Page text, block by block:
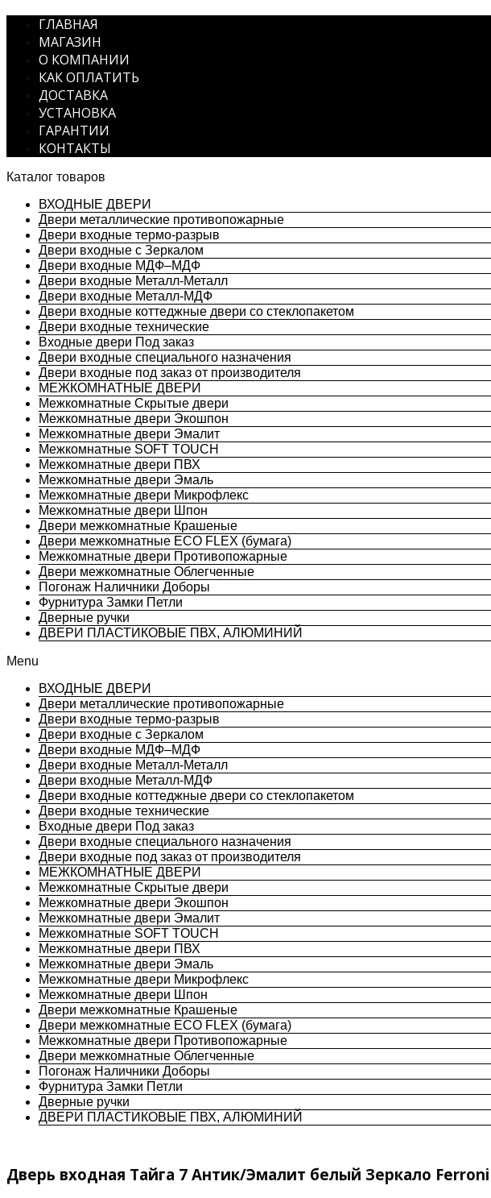
ГЛАВНАЯ
МАГАЗИН
О КОМПАНИИ
КАК ОПЛАТИТЬ
ДОСТАВКА
УСТАНОВКА
ГАРАНТИИ
КОНТАКТЫ
Каталог товаров
ВХОДНЫЕ ДВЕРИ
Двери металлические противопожарные
Двери входные термо-разрыв
Двери входные с Зеркалом
Двери входные МДФ–МДФ
Двери входные Металл-Металл
Двери входные Металл-МДФ
Двери входные коттеджные двери со стеклопакетом
Двери входные технические
Входные двери Под заказ
Двери входные специального назначения
Двери входные под заказ от производителя
МЕЖКОМНАТНЫЕ ДВЕРИ
Межкомнатные Скрытые двери
Межкомнатные двери Экошпон
Межкомнатные двери Эмалит
Межкомнатные SOFT TOUCH
Межкомнатные двери ПВХ
Межкомнатные двери Эмаль
Межкомнатные двери Микрофлекс
Межкомнатные двери Шпон
Двери межкомнатные Крашеные
Двери межкомнатные ECO FLEX (бумага)
Межкомнатные двери Противопожарные
Двери межкомнатные Облегченные
Погонаж Наличники Доборы
Фурнитура Замки Петли
Дверные ручки
ДВЕРИ ПЛАСТИКОВЫЕ ПВХ, АЛЮМИНИЙ
Menu
ВХОДНЫЕ ДВЕРИ
Двери металлические противопожарные
Двери входные термо-разрыв
Двери входные с Зеркалом
Двери входные МДФ–МДФ
Двери входные Металл-Металл
Двери входные Металл-МДФ
Двери входные коттеджные двери со стеклопакетом
Двери входные технические
Входные двери Под заказ
Двери входные специального назначения
Двери входные под заказ от производителя
МЕЖКОМНАТНЫЕ ДВЕРИ
Межкомнатные Скрытые двери
Межкомнатные двери Экошпон
Межкомнатные двери Эмалит
Межкомнатные SOFT TOUCH
Межкомнатные двери ПВХ
Межкомнатные двери Эмаль
Межкомнатные двери Микрофлекс
Межкомнатные двери Шпон
Двери межкомнатные Крашеные
Двери межкомнатные ECO FLEX (бумага)
Межкомнатные двери Противопожарные
Двери межкомнатные Облегченные
Погонаж Наличники Доборы
Фурнитура Замки Петли
Дверные ручки
ДВЕРИ ПЛАСТИКОВЫЕ ПВХ, АЛЮМИНИЙ
Дверь входная Тайга 7 Антик/Эмалит белый Зеркало Ferroni